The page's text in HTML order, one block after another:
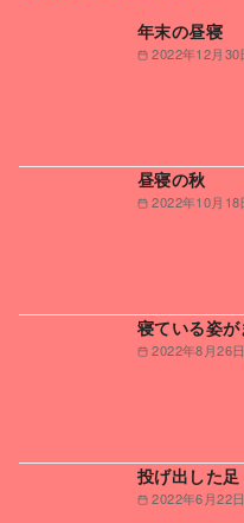
2022年12月30
年末の昼寝
2022年10月18
昼寝の秋
2022年8月26日
寝ている姿が
2022年6月22日
投げ出した足